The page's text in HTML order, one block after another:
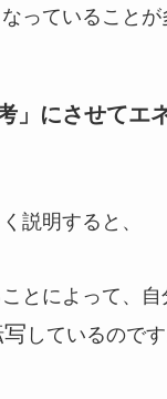
っていることが
」にさせてエ
説明すると、
とによって、自
しているのです